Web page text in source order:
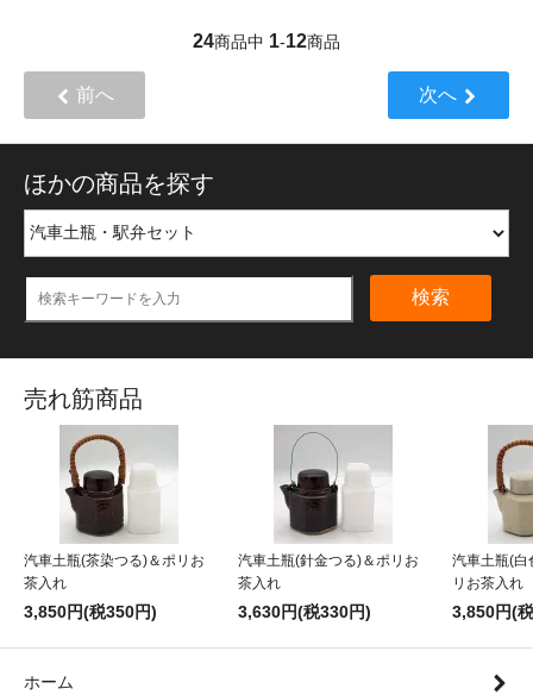
24商品中 1-12商品
前へ 次へ
ほかの商品を探す
検索
売れ筋商品
汽車土瓶(茶染つる)＆ポリお
茶入れ
3,850円(税350円)
汽車土瓶(針金つる)＆ポリお
茶入れ
3,630円(税330円)
汽車土瓶(白
リお茶入れ
3,850円(
ホーム